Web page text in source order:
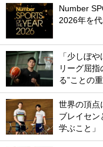
Number
2026年を
「少しぼ
リーグ屈指
る”ことの
世界の頂点
ブレイセン
学ぶこと」